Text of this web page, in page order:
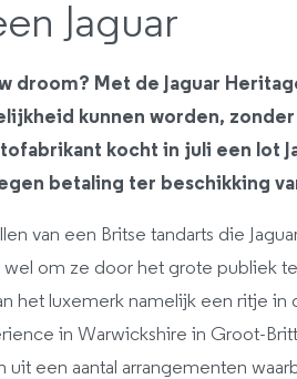
Jaguar
droom? Met de Jaguar
kunnen worden, zonder
kocht in juli een lot
betaling ter beschikking
van een Britse tandarts die
om ze door het grote publiek
het luxemerk namelijk een ritje in
in Warwickshire in Groot-
uit een aantal arrangementen